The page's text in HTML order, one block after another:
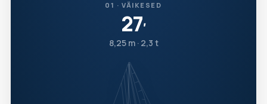
01 · VÄIKESED
27′
8,25 m · 2,3 t